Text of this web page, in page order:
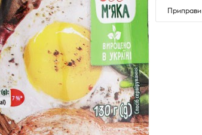
Приправи